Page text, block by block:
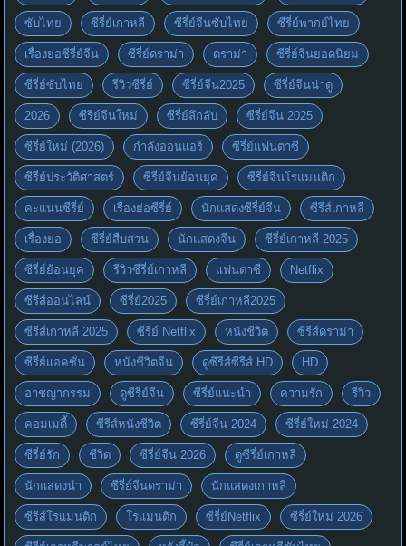
ซับไทย ซีรี่ย์เกาหลี ซีรี่ย์จีนซับไทย ซีรี่ย์พากย์ไทย
เรื่องย่อซีรี่ย์จีน ซีรี่ย์ดราม่า ดราม่า ซีรี่ย์จีนยอดนิยม
ซีรี่ย์ซับไทย รีวิวซีรี่ย์ ซีรี่ย์จีน2025 ซีรี่ย์จีนน่าดู
2026 ซีรี่ย์จีนใหม่ ซีรี่ย์ลึกลับ ซีรี่ย์จีน 2025
ซีรี่ย์ใหม่ (2026) กำลังออนแอร์ ซีรี่ย์แฟนตาซี
ซีรี่ย์ประวัติศาสตร์ ซีรี่ย์จีนย้อนยุค ซีรี่ย์จีนโรแมนติก
คะแนนซีรี่ย์ เรื่องย่อซีรี่ย์ นักแสดงซีรี่ย์จีน ซีรีส์เกาหลี
เรื่องย่อ ซีรี่ย์สืบสวน นักแสดงจีน ซีรี่ย์เกาหลี 2025
ซีรี่ย์ย้อนยุค รีวิวซีรี่ย์เกาหลี แฟนตาซี Netflix
ซีรีส์ออนไลน์ ซีรี่ย์2025 ซีรี่ย์เกาหลี2025
ซีรีส์เกาหลี 2025 ซีรี่ย์ Netflix หนังชีวิต ซีรีส์ดราม่า
ซีรี่ย์แอคชั่น หนังชีวิตจีน ดูซีรีส์ซีรีส์ HD HD
อาชญากรรม ดูซีรี่ย์จีน ซีรี่ย์แนะนำ ความรัก รีวิว
คอมเมดี้ ซีรีส์หนังชีวิต ซีรี่ย์จีน 2024 ซีรี่ย์ใหม่ 2024
ซีรี่ย์รัก ชีวิต ซีรี่ย์จีน 2026 ดูซีรี่ย์เกาหลี
นักแสดงนำ ซีรี่ย์จีนดราม่า นักแสดงเกาหลี
ซีรีส์โรแมนติก โรแมนติก ซีรี่ย์Netflix ซีรี่ย์ใหม่ 2026